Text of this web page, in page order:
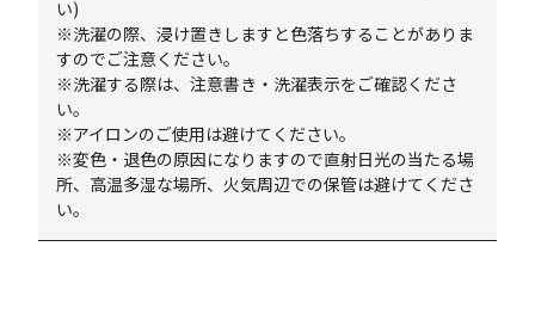
い)
※洗濯の際、浸け置きしますと色落ちすることがありま
すのでご注意ください。
※洗濯する際は、注意書き・洗濯表示をご確認くださ
い。
※アイロンのご使用は避けてください。
※変色・退色の原因になりますので直射日光の当たる場
所、高温多湿な場所、火気周辺での保管は避けてくださ
い。